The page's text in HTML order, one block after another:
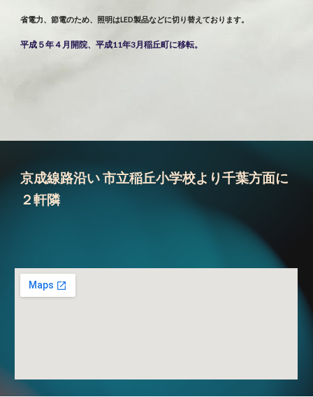
省電力、節電のため、照明はLED製品などに切り替えております。
平成５年４月開院、平成11年3月稲丘町に移転。
京成線路沿い 市立稲丘小学校より千葉方面に
２軒隣